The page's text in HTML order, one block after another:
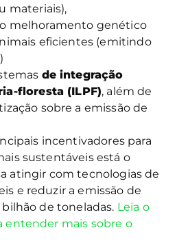
materiais),
melhoramento genético
eficientes (emitindo
de integração
floresta (ILPF), além de
sobre a emissão de
incentivadores para
sustentáveis está o
atingir com tecnologias de
e reduzir a emissão de
bilhão de toneladas. Leia o
entender mais sobre o